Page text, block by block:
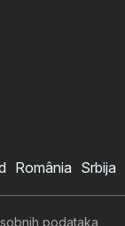
România Srbija
podataka